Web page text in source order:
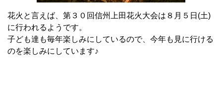
花火と言えば、第３０回信州上田花火大会は８月５日(土)
に行われるようです。
子ども達も毎年楽しみにしているので、今年も見に行ける
のを楽しみにしています♪